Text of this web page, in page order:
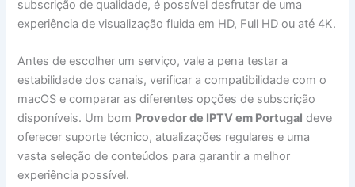
subscrição de qualidade, é possível desfrutar de uma
experiência de visualização fluida em HD, Full HD ou até 4K.
Antes de escolher um serviço, vale a pena testar a
estabilidade dos canais, verificar a compatibilidade com o
macOS e comparar as diferentes opções de subscrição
disponíveis. Um bom Provedor de IPTV em Portugal deve
oferecer suporte técnico, atualizações regulares e uma
vasta seleção de conteúdos para garantir a melhor
experiência possível.